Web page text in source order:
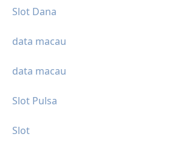
Slot Dana
data macau
data macau
Slot Pulsa
Slot